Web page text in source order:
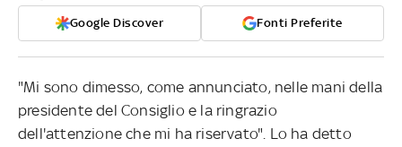
Google Discover Fonti Preferite
"Mi sono dimesso, come annunciato, nelle mani della
presidente del Consiglio e la ringrazio
dell'attenzione che mi ha riservato". Lo ha detto